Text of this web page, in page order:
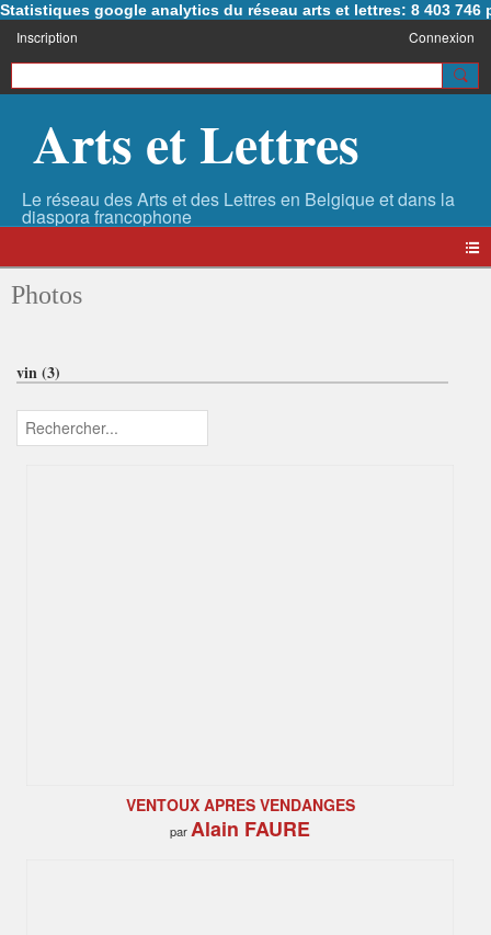
Statistiques google analytics du réseau arts et lettres: 8 403 746
Inscription Connexion
Arts et Lettres
Photos
vin (3)
VENTOUX APRES VENDANGES
parAlain FAURE